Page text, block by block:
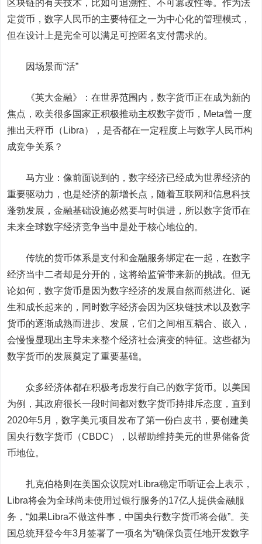
区块链的有关技术，比如可追溯性、不可篡改性等。作为法
定货币，数字人民币的主要特征之一为中心化的管理模式，
但在设计上是完全可以满足可控匿名支付需求的。
因场景而“活”
《英大金融》：在世界范围内，数字货币正在成为新的
焦点，欧美很多国家正积极推动主权数字货币，Meta曾一度
推出天秤币（Libra），是否都在一定程度上与数字人民币构
成竞争关系？
马方业：像前面说到的，数字经济已经成为世界经济的
重要驱动力 ，也是经济的新增长点，随着互联网和信息科技
蓬勃发展，金融基础设施必然要与时俱进，所以数字货币在
未来全球数字经济竞争当中是处于核心地位的。
传统的货币体系是支付和金融服务绑定在一起，在数字
经济当中二者却是分开的，这将给监管带来新的挑战。但无
论如何，数字货币是因为数字经济的发展自然而然进化、诞
生和成长起来的，同时数字经济会因为区块链技术以及数字
货币的逐渐成熟而进步、发展，它们之间相互耦合、嵌入，
会慢慢显现出主导未来整个经济社会演变的特征。这些都为
数字货币的发展奠定了重要基础。
众多经济体都在积极考虑发行自己的数字货币。以美国
为例，其政府很长一段时间都对数字货币持排斥态度，直到
2020年5月，数字美元项目发布了第一份白皮书，要创建美
国央行数字货币（CBDC），以帮助维持美元的世界储备货
币地位。
扎克伯格则在美国众议院对Libra稳定币听证会上表示，
Libra将会为全球尚未使用过银行服务的17亿人提供金融服
务，“如果Libra不做这件事，中国央行数字货币将会做”。美
国总统拜登今年3月签署了一项名为“确保负责任地开发数字